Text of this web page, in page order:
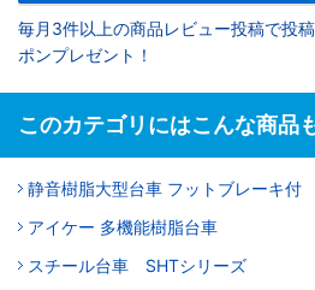
毎月3件以上の商品レビュー投稿で投
ポンプレゼント！
このカテゴリにはこんな商品
静音樹脂大型台車 フットブレーキ付
アイケー 多機能樹脂台車
スチール台車 SHTシリーズ